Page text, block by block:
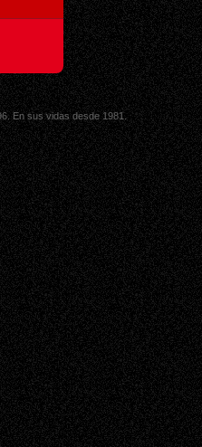
En sus vidas desde 1981.